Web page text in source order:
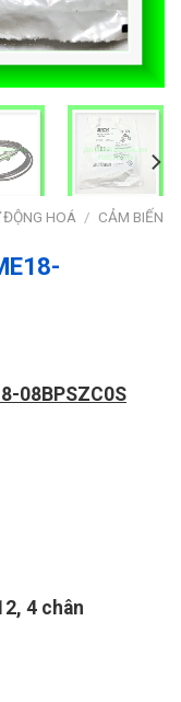
HOÁ / CẢM BIẾN
08BPSZC0S
4 chân